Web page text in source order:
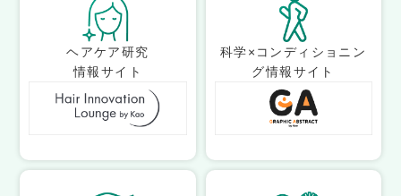
ヘアケア研究
情報サイト
科学×コンディショニン
グ情報サイト